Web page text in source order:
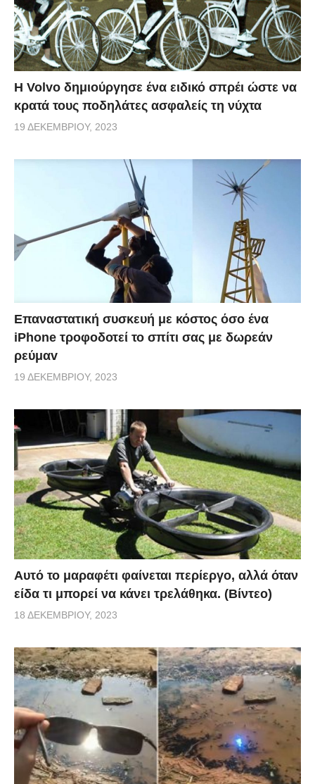
Η Volvo δημιούργησε ένα ειδικό σπρέι ώστε να
κρατά τους ποδηλάτες ασφαλείς τη νύχτα
19 ΔΕΚΕΜΒΡΊΟΥ, 2023
Επαναστατική συσκευή με κόστος όσο ένα
iPhone τροφοδοτεί το σπίτι σας με δωρεάν
ρεύμαv
19 ΔΕΚΕΜΒΡΊΟΥ, 2023
Αυτό το μαραφέτι φαίνεται περίεργο, αλλά όταν
είδα τι μπορεί να κάνει τρελάθηκα. (Βίντεο)
18 ΔΕΚΕΜΒΡΊΟΥ, 2023